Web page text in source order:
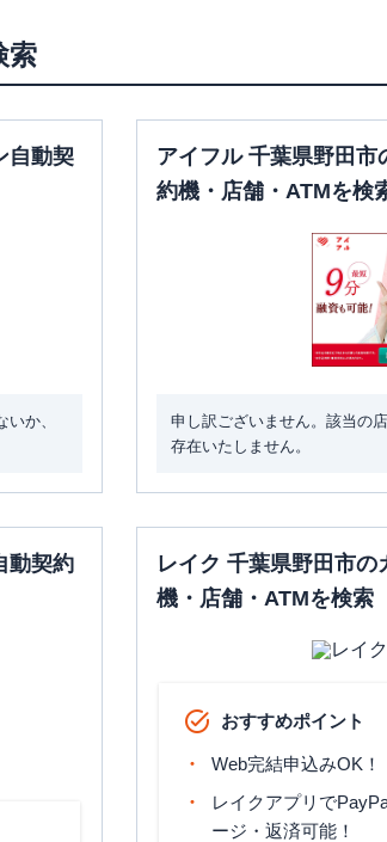
索
自動契
か、
アイフル 千葉県野田市
約機・店舗・ATMを検
申し訳ございません。該当の
存在いたしません。
動契約
レイク 千葉県野田市
機・店舗・ATMを検索
おすすめポイント
Web完結申込みOK！
レイクアプリで
ージ・返済可能！